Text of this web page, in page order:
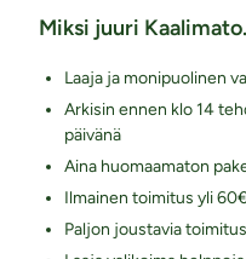
Miksi juuri
Laaja ja monipuolinen
Arkisin ennen klo 14
päivänä
Aina huomaamaton
Ilmainen toimitus yli
Paljon joustavia